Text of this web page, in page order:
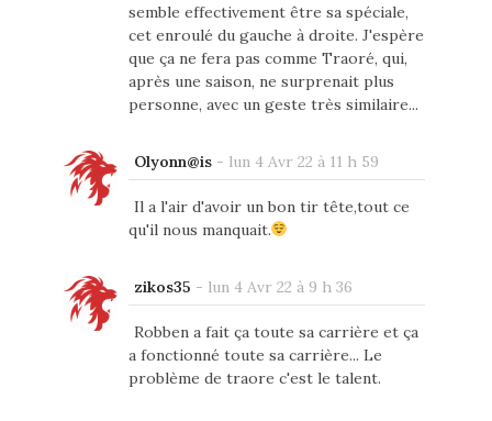
semble effectivement être sa spéciale,
cet enroulé du gauche à droite. J'espère
que ça ne fera pas comme Traoré, qui,
après une saison, ne surprenait plus
personne, avec un geste très similaire...
Olyonn@is- lun 4 Avr 22 à 11 h 59
Il a l'air d'avoir un bon tir tête,tout ce
qu'il nous manquait.
zikos35 - lun 4 Avr 22 à 9 h 36
Robben a fait ça toute sa carrière et ça
a fonctionné toute sa carrière... Le
problème de traore c'est le talent.